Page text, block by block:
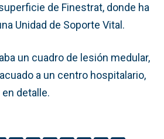
de Finestrat, donde ha
Unidad de Soporte Vital.
un cuadro de lesión medular,
a un centro hospitalario,
detalle.